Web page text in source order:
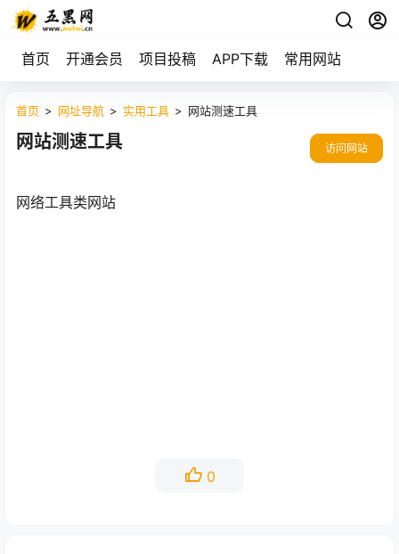
首页 开通会员 项目投稿 APP下载 常用网站
首页 > 网址导航 > 实用工具 > 网站测速工具
网站测速工具 访问网站
网络工具类网站
0